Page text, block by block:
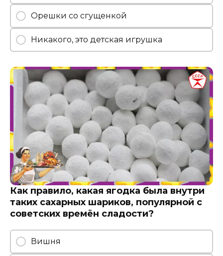
Орешки со сгущенкой
Никакого, это детская игрушка
Как правило, какая ягодка была внутри
таких сахарных шариков, популярной с
советских времён сладости?
Вишня